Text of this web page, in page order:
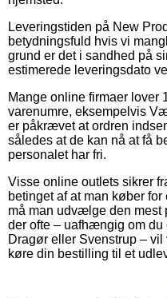
Leveringstiden på New
betydningsfuld hvis vi
grund er det i sandhed på
estimerede leveringsdato
Mange online firmaer lover
varenumre, eksempelvis
er påkrævet at ordren
således at de kan nå at få
personalet har fri.
Visse online outlets sikrer
betinget af at man køber
må man udvælge den mest
der ofte – uafhængig om
Dragør eller Svenstrup –
køre din bestilling til et